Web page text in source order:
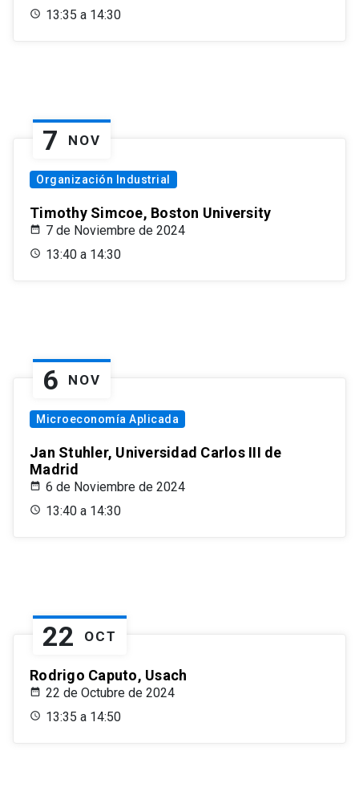
13:35 a 14:30
7 NOV
Organización Industrial
Timothy Simcoe, Boston University
7 de Noviembre de 2024
13:40 a 14:30
6 NOV
Microeconomía Aplicada
Jan Stuhler, Universidad Carlos III de
Madrid
6 de Noviembre de 2024
13:40 a 14:30
22 OCT
Rodrigo Caputo, Usach
22 de Octubre de 2024
13:35 a 14:50